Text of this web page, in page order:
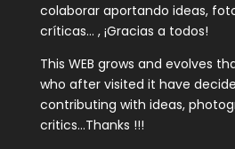
colaborar aportando ideas,
críticas… , ¡Gracias a todos!
This WEB grows and evolves
who after visited it have
contributing with ideas,
critics…Thanks !!!